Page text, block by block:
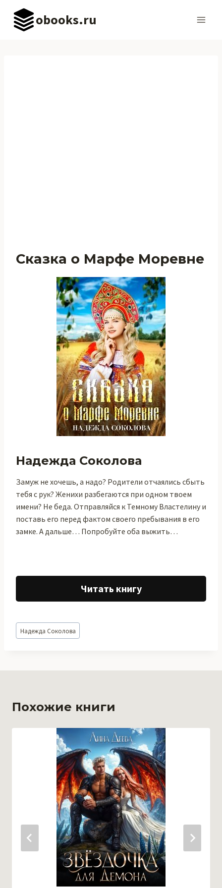
Перейти
содержимому
obooks.ru
Сказка о Марфе Моревне
Надежда Соколова
Замуж не хочешь, а надо? Родители отчаялись сбыть
тебя с рук? Женихи разбегаются при одном твоем
имени? Не беда. Отправляйся к Темному Властелину и
поставь его перед фактом своего пребывания в его
замке. А дальше… Попробуйте оба выжить…
Читать книгу
Метки
записи:
Надежда Соколова
Похожие книги